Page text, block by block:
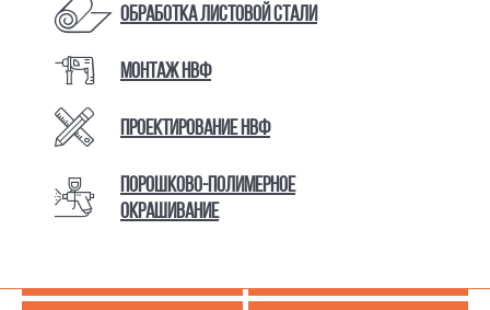
Обработка листовой стали
Монтаж НВФ
Проектирование НВФ
Порошково-полимерное
окрашивание
КАТАЛОГ ТОВАРОВ И УСЛУГ
УСЛУГИ ПО РАБОТЕ С
ЛИСТОВОЙ СТАЛЬЮ
МЕТАЛЛОКАССЕТЫ